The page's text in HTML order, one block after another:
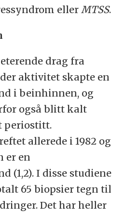
eller MTSS.
drag fra
aktivitet skapte en
i beinhinnen, og
også blitt kalt
periostitt.
allerede i 1982 og
er en
(1,2). I disse studiene
65 biopsier tegn til
Det har heller